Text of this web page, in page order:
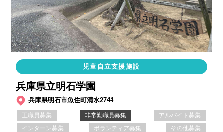
児童自立支援施設
兵庫県立明石学園
兵庫県明石市魚住町清水2744
正職員募集 非常勤職員募集
アルバイト募集
インターン募集
ボランティア募集 その他募集